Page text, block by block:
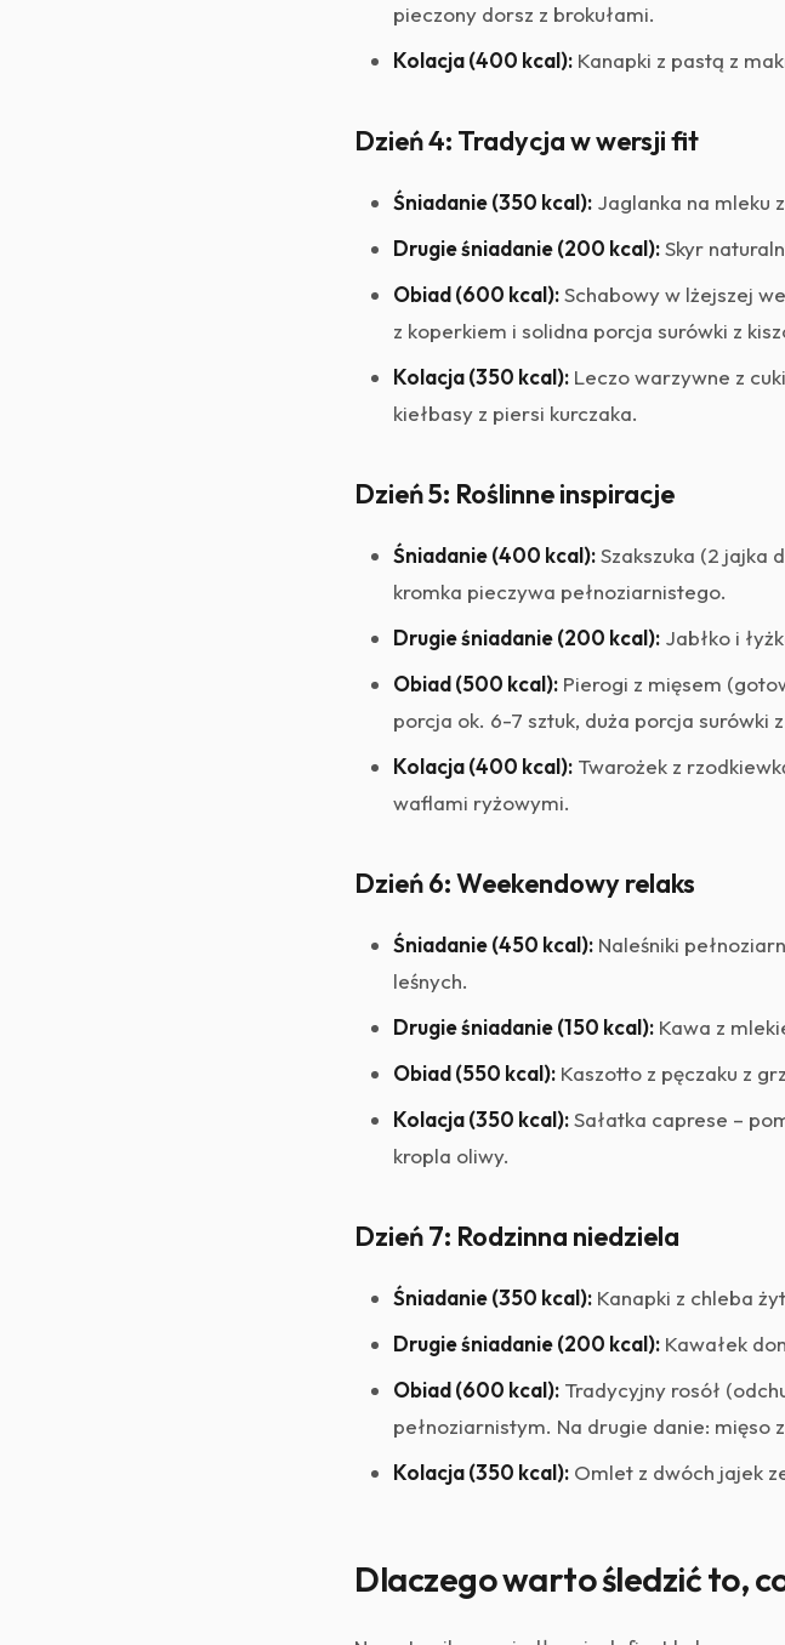
pieczony dorsz z brokułami.
Kolacja (400 kcal): Kanapki z pastą z
Dzień 4: Tradycja w wersji fit
Śniadanie (350 kcal): Jaglanka na mleku
Drugie śniadanie (200 kcal):Skyr
Obiad (600 kcal):Schabowy w lżejszej
z koperkiem i solidna porcja surówki z
Kolacja (350 kcal): Leczo warzywne z
kiełbasy z piersi kurczaka.
Dzień 5: Roślinne inspiracje
Śniadanie (400 kcal):Szakszuka (2 jajka
kromka pieczywa pełnoziarnistego.
Drugie śniadanie (200 kcal): Jabłko i
Obiad (500 kcal): Pierogi z mięsem
porcja ok. 6-7 sztuk, duża porcja surówki
Kolacja (400 kcal): Twarożek z
waflami ryżowymi.
Dzień 6: Weekendowy relaks
Śniadanie (450 kcal): Naleśniki
leśnych.
Drugie śniadanie (150 kcal): Kawa z
Obiad (550 kcal): Kaszotto z pęczaku z
Kolacja (350 kcal):Sałatka caprese –
kropla oliwy.
Dzień 7: Rodzinna niedziela
Śniadanie (350 kcal): Kanapki z chleba
Drugie śniadanie (200 kcal): Kawałek
Obiad (600 kcal): Tradycyjny rosół
pełnoziarnistym. Na drugie danie: mięso
Kolacja (350 kcal): Omlet z dwóch jajek
Dlaczego warto śledzić to,